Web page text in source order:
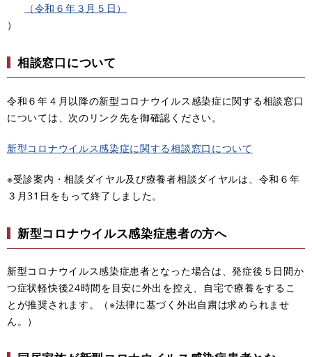
（令和６年３月５日）
）
相談窓口について
令和６年４月以降の新型コロナウイルス感染症に関する相談窓口
については、次のリンク先を御確認ください。
新型コロナウイルス感染症に関する相談窓口について
※受診案内・相談ダイヤル及び療養者相談ダイヤルは、令和６年
３月31日をもって終了しました。
新型コロナウイルス感染症患者の方へ
新型コロナウイルス感染症患者となった場合は、発症後５日間か
つ症状軽快後24時間を目安に外出を控え、自宅で療養をするこ
とが推奨されます。（※法律に基づく外出自粛は求められませ
ん。）